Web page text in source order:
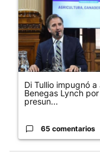
Di Tullio impugnó
Benegas Lynch
presun...
65 comentarios